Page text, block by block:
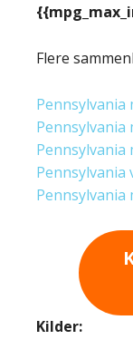
Flere
Pennsylvania
Pennsylvania
Pennsylvania
Pennsylvania
Pennsylvania
Kilder: